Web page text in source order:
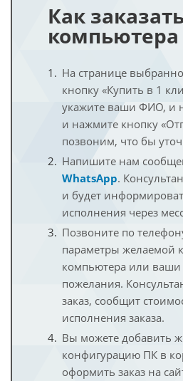
Как
компьютера
На странице
кнопку «Купить в 1
укажите ваши ФИО, и
и нажмите кнопку
позвоним, что бы
Напишите нам
WhatsApp.
и будет
исполнения через
Позвоните по
параметры желаемой
компьютера или
пожелания.
заказ, сообщит
исполнения заказа.
Вы можете добавить
конфигурацию ПК в
оформить заказ на